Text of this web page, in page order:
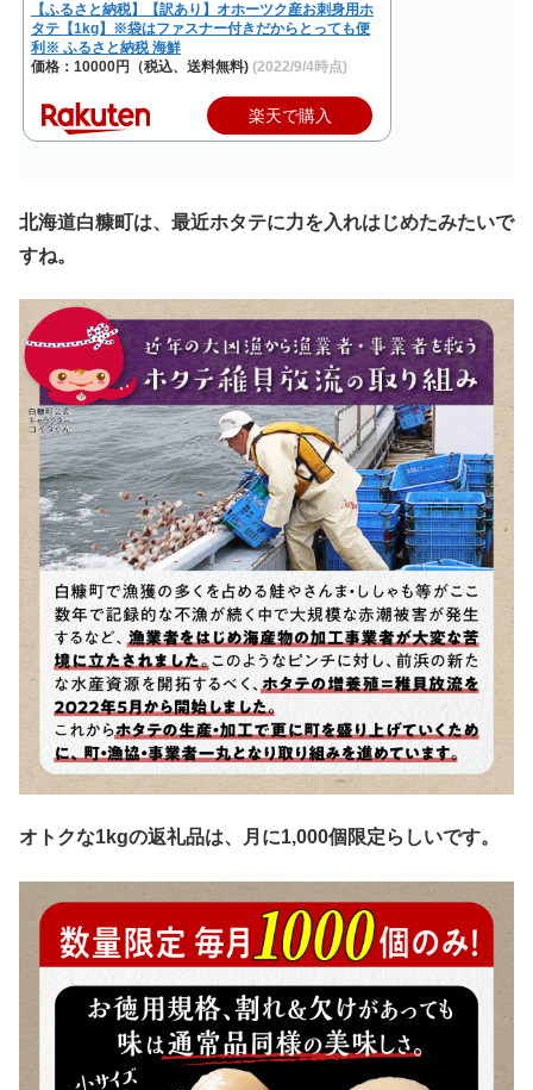
【ふるさと納税】【訳あり】オホーツク産お刺身用ホ
タテ【1kg】※袋はファスナー付きだからとっても便
利※ ふるさと納税 海鮮
価格：10000円（税込、送料無料) (2022/9/4時点)
楽天で購入
北海道白糠町は、最近ホタテに力を入れはじめたみたいで
すね。
オトクな1kgの返礼品は、月に1,000個限定らしいです。